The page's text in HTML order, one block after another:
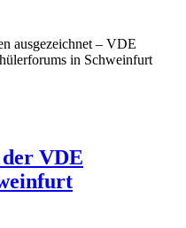
ausgezeichnet – VDE
in Schweinfurt
VDE